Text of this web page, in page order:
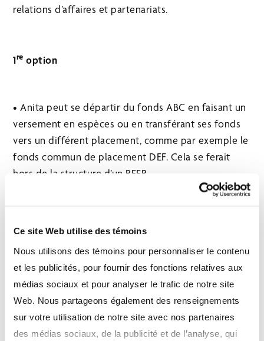
Ce site Web utilise des témoins
Nous utilisons des témoins pour personnaliser le contenu
et les publicités, pour fournir des fonctions relatives aux
médias sociaux et pour analyser le trafic de notre site
Web. Nous partageons également des renseignements
sur votre utilisation de notre site avec nos partenaires
des médias sociaux, de la publicité et de l’analyse, qui
relations d’affaires et partenariats.
1re option
• Anita peut se départir du fonds ABC en faisant un
versement en espèces ou en transférant ses fonds
vers un différent placement, comme par exemple le
fonds commun de placement DEF. Cela se ferait
hors de la structure d’un REER.
• Anita peut alors verser immédiatement de l’argent
• Si elle le souhaite et afin d’annuler la période de
perte apparente, Anita pourrait attendre 31 jours
après la vente du fonds ABC pour racheter le fonds
ABC dans son REER.
2eoption